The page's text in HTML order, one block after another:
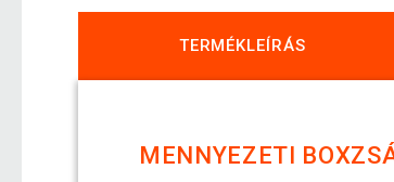
TERMÉKLEÍRÁS
MENNYEZETI